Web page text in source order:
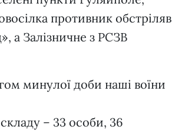
противник обстріляв
а Залізничне з РСЗВ
минулої доби наші воїни
– 33 особи, 36